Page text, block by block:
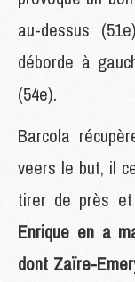
au-dessus
déborde à
(54e).
Barcola
veers le but, il
tirer de près
Enrique en a
dont Zaïre-